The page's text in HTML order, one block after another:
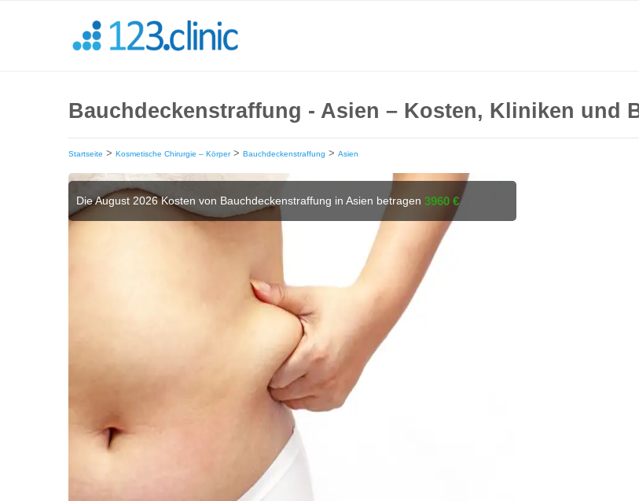
Bauchdeckenstraffung - Asien – Kosten, Kliniken und
Startseite > Kosmetische Chirurgie – Körper> Bauchdeckenstraffung > Asien
Die August 2026 Kosten von Bauchdeckenstraffung in Asien betragen 3960 €